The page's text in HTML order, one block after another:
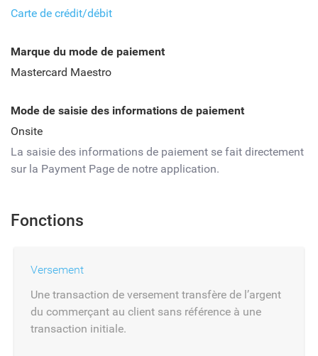
Carte de crédit/débit
Marque du mode de paiement
Mastercard Maestro
Mode de saisie des informations de paiement
Onsite
La saisie des informations de paiement se fait directement
sur la Payment Page de notre application.
Fonctions
Versement
Une transaction de versement transfère de l’argent
du commerçant au client sans référence à une
transaction initiale.